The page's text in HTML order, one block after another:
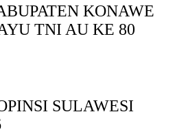
KONAWE
TNI AU KE 80
SULAWESI